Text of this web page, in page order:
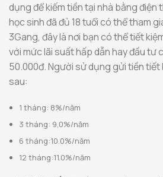
dụng để kiếm tiền tại nhà bằng điện
học sinh đã đủ 18 tuổi có thể tham
3Gang, đây là nơi bạn có thể tiết
với mức lãi suất hấp dẫn hay đầu tư
50.000đ. Người sử dụng gửi tiền tiết
sau:
1 tháng: 8%/năm
3 tháng: 9,0%/năm
6 tháng:10.0%/năm
12 tháng:11.0%/năm